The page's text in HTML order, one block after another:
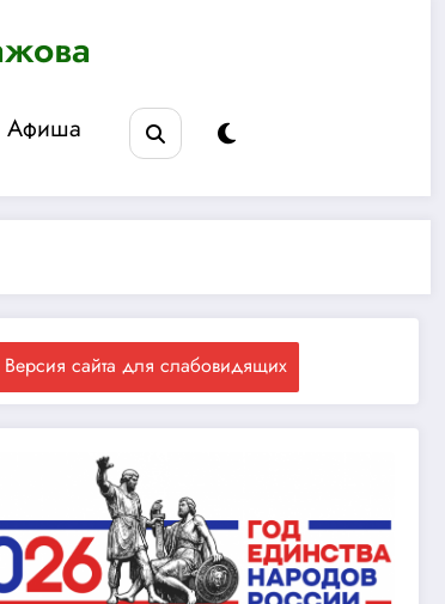
Афиша
Версия сайта для слабовидящих